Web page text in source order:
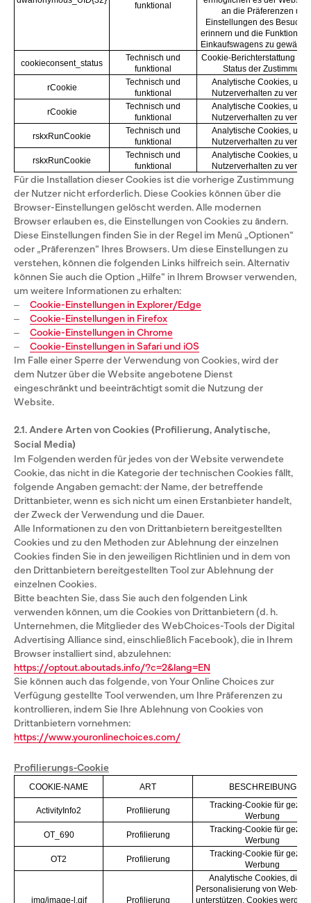
funktional
an die Präferenzen und
Einstellungen des
erinnern und die
Einkaufswagens zu
cookieconsent_status
Technisch und
funktional
Cookie-Berichterstattung
Status der Zustimmung
rCookie
Technisch und
funktional
Analytische Cookies, um
Nutzerverhalten zu
rCookie
Technisch und
funktional
Analytische Cookies, um
Nutzerverhalten zu
rskxRunCookie
Technisch und
funktional
Analytische Cookies, um
Nutzerverhalten zu
rskxRunCookie
Technisch und
funktional
Analytische Cookies, um
Nutzerverhalten zu
Für die Installation dieser Cookies ist die vorherige Zustimmung
der Nutzer nicht erforderlich. Diese Cookies können über die
Browser-Einstellungen gelöscht werden. Alle modernen
Browser erlauben es, die Einstellungen von Cookies zu ändern.
Diese Einstellungen finden Sie in der Regel im Menü „Optionen“
oder „Präferenzen“ Ihres Browsers. Um diese Einstellungen zu
verstehen, können die folgenden Links hilfreich sein. Alternativ
können Sie auch die Option „Hilfe“ in Ihrem Browser verwenden,
um weitere Informationen zu erhalten:
‒ Cookie-Einstellungen in Explorer/Edge
‒ Cookie-Einstellungen in Firefox
‒ Cookie-Einstellungen in Chrome
‒ Cookie-Einstellungen in Safari und iOS
Im Falle einer Sperre der Verwendung von Cookies, wird der
dem Nutzer über die Website angebotene Dienst
eingeschränkt und beeinträchtigt somit die Nutzung der
Website.
2.1. Andere Arten von Cookies (Profilierung, Analytische,
Social Media)
Im Folgenden werden für jedes von der Website verwendete
Cookie, das nicht in die Kategorie der technischen Cookies fällt,
folgende Angaben gemacht: der Name, der betreffende
Drittanbieter, wenn es sich nicht um einen Erstanbieter handelt,
der Zweck der Verwendung und die Dauer.
Alle Informationen zu den von Drittanbietern bereitgestellten
Cookies und zu den Methoden zur Ablehnung der einzelnen
Cookies finden Sie in den jeweiligen Richtlinien und in dem von
den Drittanbietern bereitgestellten Tool zur Ablehnung der
einzelnen Cookies.
Bitte beachten Sie, dass Sie auch den folgenden Link
verwenden können, um die Cookies von Drittanbietern (d. h.
Unternehmen, die Mitglieder des WebChoices-Tools der Digital
Advertising Alliance sind, einschließlich Facebook), die in Ihrem
Browser installiert sind, abzulehnen:
https://optout.aboutads.info/?c=2&lang=EN
Sie können auch das folgende, von Your Online Choices zur
Verfügung gestellte Tool verwenden, um Ihre Präferenzen zu
kontrollieren, indem Sie Ihre Ablehnung von Cookies von
Drittanbietern vornehmen:
https://www.youronlinechoices.com/
Profilierungs-Cookie
COOKIE-NAME ART BESCHREIBUNG
ActivityInfo2 Profilierung
Tracking-Cookie für
Werbung
OT_690
Profilierung
Tracking-Cookie für
Werbung
OT2
Profilierung
Tracking-Cookie für
Werbung
img/image-l.gif Profilierung
Analytische Cookies, die
Personalisierung von Web-
unterstützen. Cookies werden